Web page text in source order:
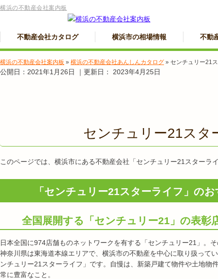
横浜の不動産会社案内板
不動産会社カタログ 横浜市の相場情報 不動
横浜の不動産会社案内板 » 横浜の不動産会社あんしんカタログ » センチュリー21
公開日： 2021年1月26日 ｜更新日： 2023年4月25日
センチュリー21スタ
このページでは、横浜市にある不動産会社「センチュリー21スターラ
「センチュリー21スターライフ」の
全国展開する「センチュリー21」の表彰
日本全国に974店舗ものネットワークを有する「センチュリー21」。
神奈川県は東海道本線エリアで、横浜市の不動産を中心に取り扱って
ンチュリー21スターライフ」です。自慢は、新築戸建て物件や土地物
常に豊富なこと。